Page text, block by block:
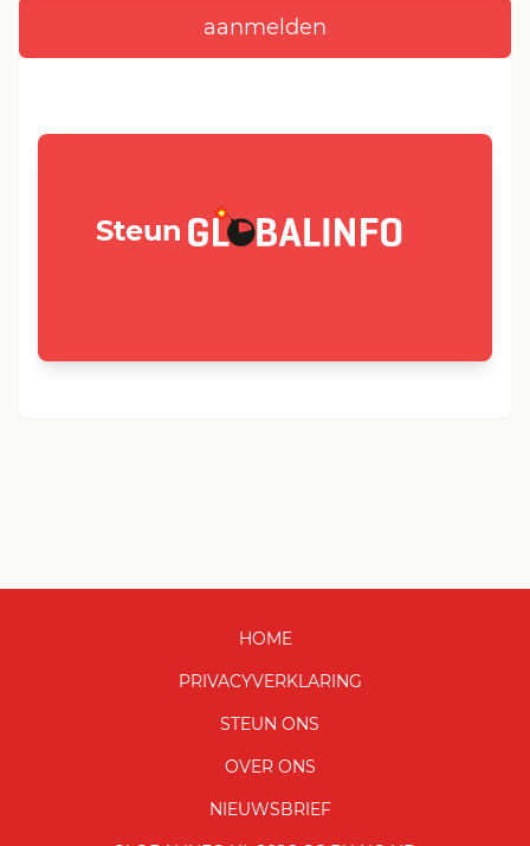
Steun GLOBALINFO.nl
HOME
PRIVACYVERKLARING
STEUN ONS
OVER ONS
NIEUWSBRIEF